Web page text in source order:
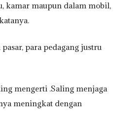
kamar maupun dalam mobil,
para pedagang justru
mengerti .Saling menjaga
meningkat dengan